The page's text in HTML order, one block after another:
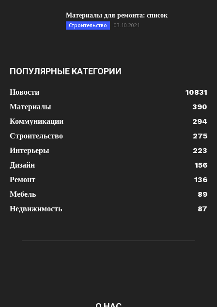
Материалы для ремонта: список
Строительство 03.10.2021
ПОПУЛЯРНЫЕ КАТЕГОРИИ
Новости
10831
Материалы
390
Коммуникации
294
Строительство
275
Интерьеры
223
Дизайн
156
Ремонт
136
Мебель
89
Недвижимость
87